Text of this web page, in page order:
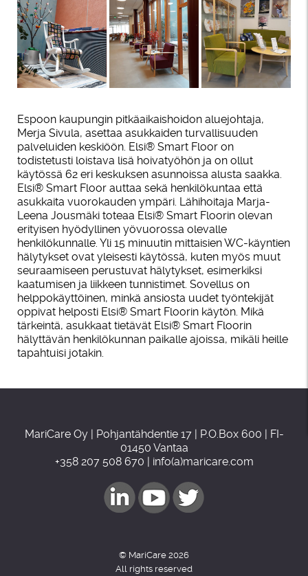
Espoon kaupungin pitkäaikaishoidon aluejohtaja,
Merja Sivula, asettaa asukkaiden turvallisuuden
palveluiden keskiöön. Elsi® Smart Floor on
todistetusti loistava lisä hoivatyöhön ja on ollut
käytössä 62 eri keskuksen asunnoissa alusta saakka.
Elsi® Smart Floor auttaa sekä henkilökuntaa että
asukkaita vuorokauden ympäri. Lähihoitaja Marja-
Leena Jousmäki toteaa Elsi® Smart Floorin olevan
erityisen hyödyllinen yövuorossa olevalle
henkilökunnalle. Yli 15 minuutin mittaisien WC-käyntien
hälytykset ovat yleisesti käytössä, kuten myös muut
seuraamiseen perustuvat hälytykset, esimerkiksi
kaatumisen ja liikkeen tunnistimet. Sovellus on
helppokäyttöinen, minkä ansiosta uudet työntekijät
oppivat helposti Elsi® Smart Floorin käytön. Mikä
tärkeintä, asukkaat tietävät Elsi® Smart Floorin
hälyttävän henkilökunnan paikalle ajoissa, mikäli heille
tapahtuisi jotakin.
MariCare Oy | Pohjantähdentie 17 | P.O.Box 600 | FI-
01450 Vantaa
+358 207 508 670 | info(a)maricare.com
© MariCare 2026
All rights reserved